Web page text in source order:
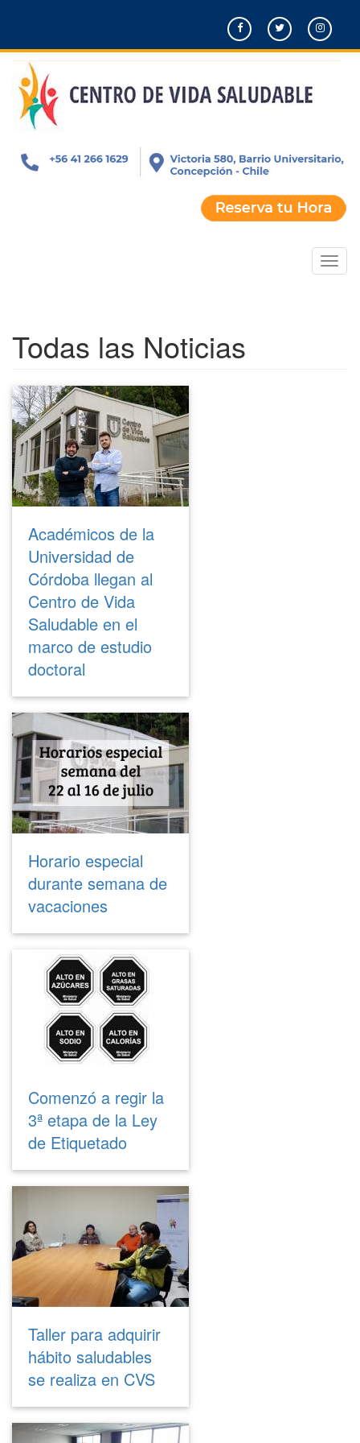
principal
Todas las Noticias
Académicos de la
Universidad de
Córdoba llegan al
Centro de Vida
Saludable en el
marco de estudio
doctoral
Horario especial
durante semana de
vacaciones
Comenzó a regir la
3ª etapa de la Ley
de Etiquetado
Taller para adquirir
hábito saludables
se realiza en CVS